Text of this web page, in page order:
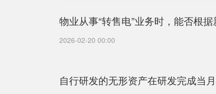
物业从事“转售电”业务时，能否根
2026-02-20 00:00
自行研发的无形资产在研发完成当